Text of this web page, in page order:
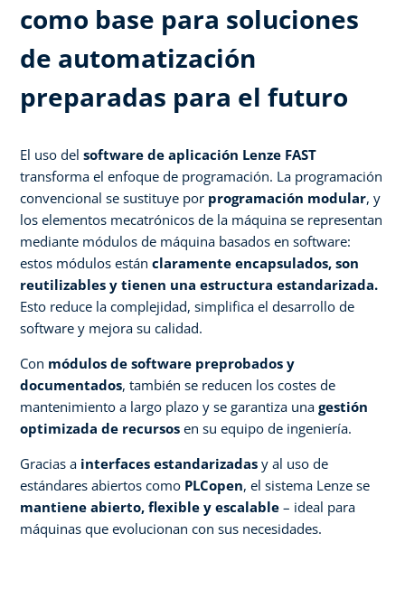
como base para soluciones
de automatización
preparadas para el futuro
El uso del software de aplicación Lenze FAST
transforma el enfoque de programación. La programación
convencional se sustituye por programación modular, y
los elementos mecatrónicos de la máquina se representan
mediante módulos de máquina basados en software:
estos módulos están claramente encapsulados, son
reutilizables y tienen una estructura estandarizada.
Esto reduce la complejidad, simplifica el desarrollo de
software y mejora su calidad.
Con módulos de software preprobados y
documentados, también se reducen los costes de
mantenimiento a largo plazo y se garantiza una gestión
optimizada de recursos en su equipo de ingeniería.
Gracias a interfaces estandarizadas y al uso de
estándares abiertos como PLCopen, el sistema Lenze se
mantiene abierto, flexible y escalable – ideal para
máquinas que evolucionan con sus necesidades.